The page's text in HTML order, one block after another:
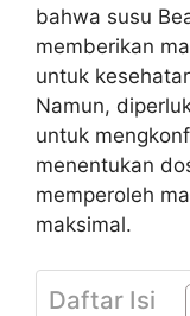
bahwa susu
memberikan
untuk
Namun,
untuk
menentukan
memperoleh
maksimal.
Daftar Isi